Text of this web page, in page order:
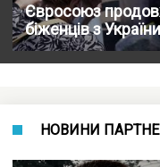
Євросоюз
біженців з України
НОВИНИ